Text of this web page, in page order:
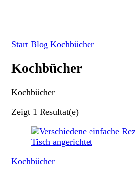
Start Blog Kochbücher
Kochbücher
Kochbücher
Zeigt 1 Resultat(e)
Kochbücher